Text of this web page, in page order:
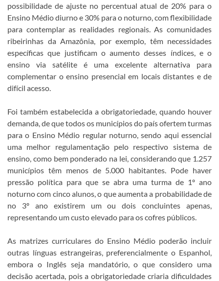
possibilidade de ajuste no percentual atual de 20% para o
Ensino Médio diurno e 30% para o noturno, com flexibilidade
para contemplar as realidades regionais. As comunidades
ribeirinhas da Amazônia, por exemplo, têm necessidades
específicas que justificam o aumento desses índices, e o
ensino via satélite é uma excelente alternativa para
complementar o ensino presencial em locais distantes e de
difícil acesso.
Foi também estabelecida a obrigatoriedade, quando houver
demanda, de que todos os municípios do país ofertem turmas
para o Ensino Médio regular noturno, sendo aqui essencial
uma melhor regulamentação pelo respectivo sistema de
ensino, como bem ponderado na lei, considerando que 1.257
municípios têm menos de 5.000 habitantes. Pode haver
pressão política para que se abra uma turma de 1º ano
noturno com cinco alunos, o que aumenta a probabilidade de
no 3º ano existirem um ou dois concluintes apenas,
representando um custo elevado para os cofres públicos.
As matrizes curriculares do Ensino Médio poderão incluir
outras línguas estrangeiras, preferencialmente o Espanhol,
embora o Inglês seja mandatório, o que considero uma
decisão acertada, pois a obrigatoriedade criaria dificuldades